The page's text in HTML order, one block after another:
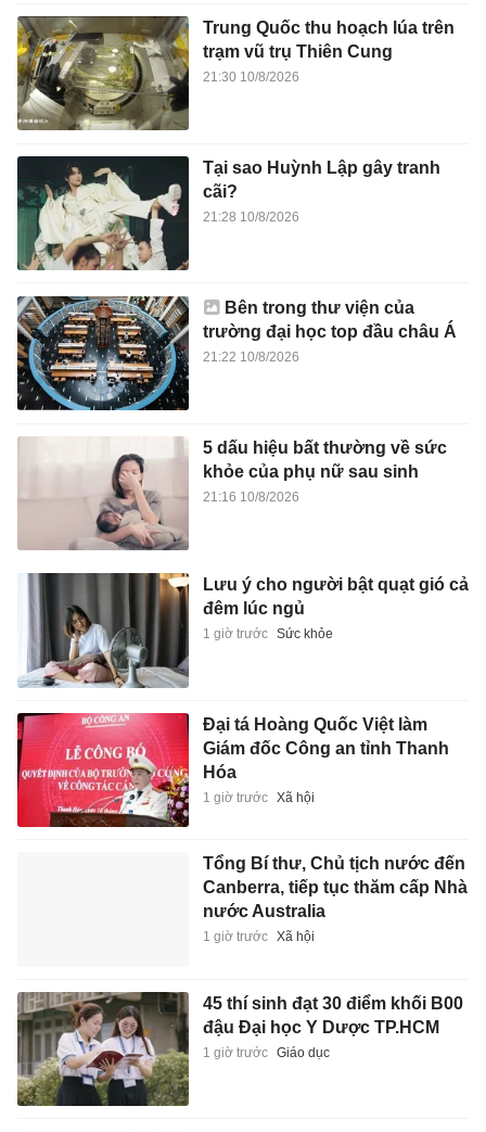
Trung Quốc thu hoạch lúa trên
trạm vũ trụ Thiên Cung
21:30 10/8/2026
Tại sao Huỳnh Lập gây tranh
cãi?
21:28 10/8/2026
Bên trong thư viện của
trường đại học top đầu châu Á
21:22 10/8/2026
5 dấu hiệu bất thường về sức
khỏe của phụ nữ sau sinh
21:16 10/8/2026
Lưu ý cho người bật quạt gió cả
đêm lúc ngủ
1 giờ trước Sức khỏe
Đại tá Hoàng Quốc Việt làm
Giám đốc Công an tỉnh Thanh
Hóa
1 giờ trước Xã hội
Tổng Bí thư, Chủ tịch nước đến
Canberra, tiếp tục thăm cấp Nhà
nước Australia
1 giờ trước Xã hội
45 thí sinh đạt 30 điểm khối B00
đậu Đại học Y Dược TP.HCM
1 giờ trước Giáo dục